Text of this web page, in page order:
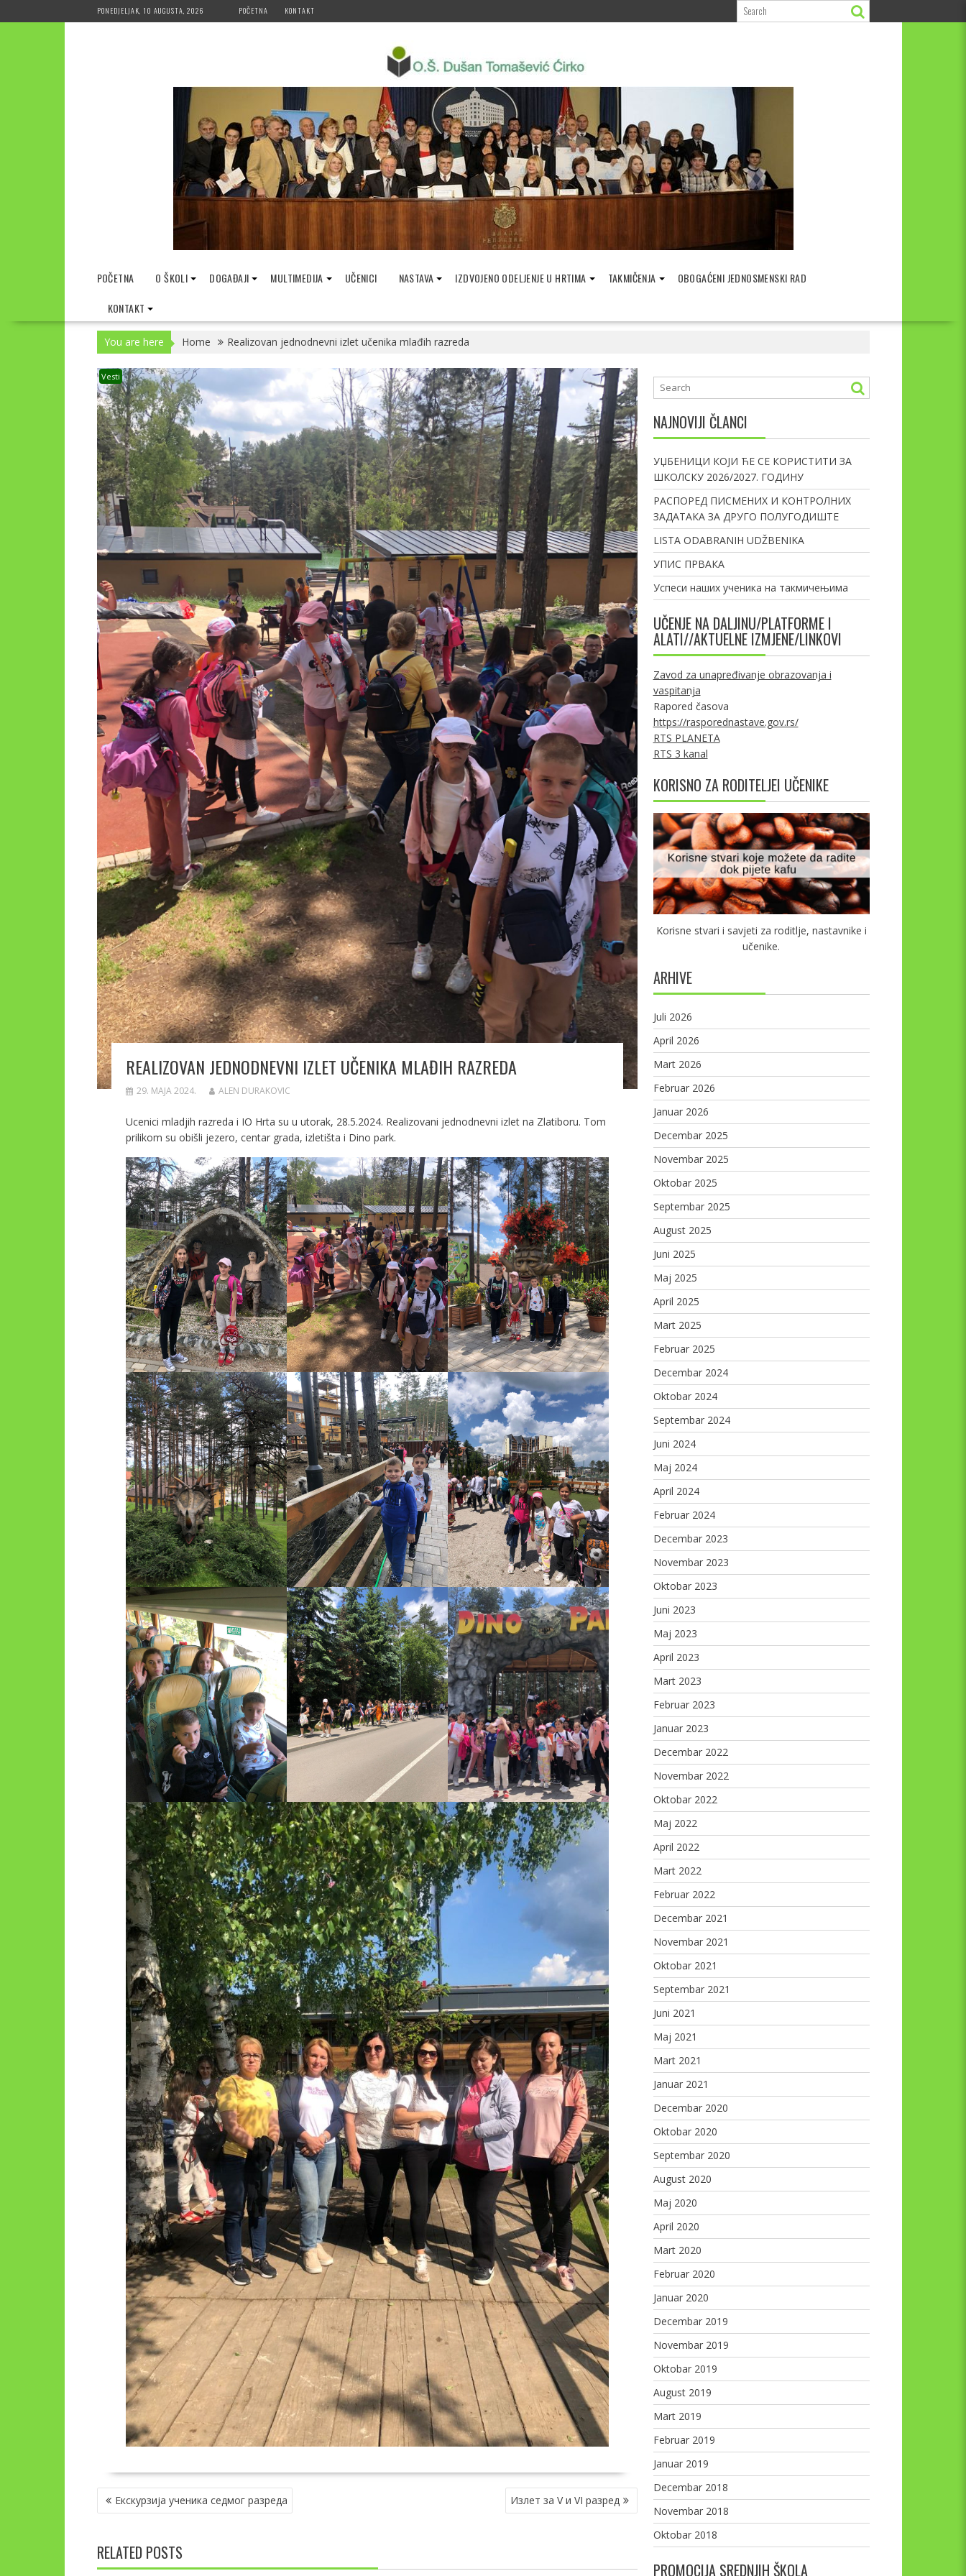
to
PONEDJELJAK, 10 AUGUSTA, 2026 POČETNA KONTAKT
POČETNA O ŠKOLI DOGAĐAJI MULTIMEDIJA UČENICI NASTAVA IZDVOJENO ODELJENJE U HRTIMA TAKMIČENJA
OBOGAĆENI JEDNOSMENSKI RAD
KONTAKT
You are here Home Realizovan jednodnevni izlet učenika mlađih razreda
Vesti
REALIZOVAN JEDNODNEVNI IZLET UČENIKA MLAĐIH RAZREDA
29. MAJA 2024. ALEN DURAKOVIC
Ucenici mladjih razreda i IO Hrta su u utorak, 28.5.2024. Realizovani jednodnevni izlet na Zlatiboru. Tom
prilikom su obišli jezero, centar grada, izletišta i Dino park.
NAVIGACIJA
ČLANAKA
Екскурзија ученика седмог разреда Излет за V и VI разред
RELATED POSTS
NAJNOVIJI ČLANCI
УЏБЕНИЦИ КОЈИ ЋЕ СЕ КОРИСТИТИ ЗА
ШКОЛСКУ 2026/2027. ГОДИНУ
РАСПОРЕД ПИСМЕНИХ И КОНТРОЛНИХ
ЗАДАТАКА ЗА ДРУГО ПОЛУГОДИШТЕ
LISTA ODABRANIH UDŽBENIKA
УПИС ПРВАКА
Успеси наших ученика на такмичењима
UČENJE NA DALJINU/PLATFORME I
ALATI//AKTUELNE IZMJENE/LINKOVI
Zavod za unapređivanje obrazovanja i
vaspitanja
Rapored časova
https://rasporednastave.gov.rs/
RTS PLANETA
RTS 3 kanal
KORISNO ZA RODITELJEI UČENIKE
Korisne stvari i savjeti za roditlje, nastavnike i
učenike.
ARHIVE
Juli 2026
April 2026
Mart 2026
Februar 2026
Januar 2026
Decembar 2025
Novembar 2025
Oktobar 2025
Septembar 2025
August 2025
Juni 2025
Maj 2025
April 2025
Mart 2025
Februar 2025
Decembar 2024
Oktobar 2024
Septembar 2024
Juni 2024
Maj 2024
April 2024
Februar 2024
Decembar 2023
Novembar 2023
Oktobar 2023
Juni 2023
Maj 2023
April 2023
Mart 2023
Februar 2023
Januar 2023
Decembar 2022
Novembar 2022
Oktobar 2022
Maj 2022
April 2022
Mart 2022
Februar 2022
Decembar 2021
Novembar 2021
Oktobar 2021
Septembar 2021
Juni 2021
Maj 2021
Mart 2021
Januar 2021
Decembar 2020
Oktobar 2020
Septembar 2020
August 2020
Maj 2020
April 2020
Mart 2020
Februar 2020
Januar 2020
Decembar 2019
Novembar 2019
Oktobar 2019
August 2019
Mart 2019
Februar 2019
Januar 2019
Decembar 2018
Novembar 2018
Oktobar 2018
PROMOCIJA SREDNJIH ŠKOLA